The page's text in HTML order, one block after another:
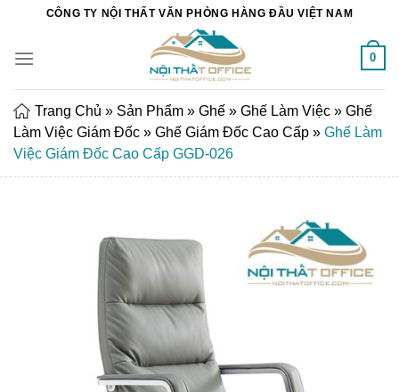
Chuyển
nội
CÔNG TY NỘI THẤT VĂN PHÒNG HÀNG ĐẦU VIỆT NAM
0
Trang Chủ » Sản Phẩm » Ghế » Ghế Làm Việc » Ghế
Làm Việc Giám Đốc » Ghế Giám Đốc Cao Cấp » Ghế Làm
Việc Giám Đốc Cao Cấp GGD-026